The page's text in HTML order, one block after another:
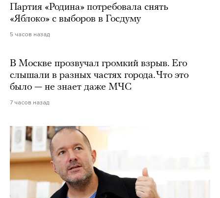
Партия «Родина» потребовала снять
«Яблоко» с выборов в Госдуму
5 часов назад
В Москве прозвучал громкий взрыв. Его
слышали в разных частях города. Что это
было — не знает даже МЧС
7 часов назад